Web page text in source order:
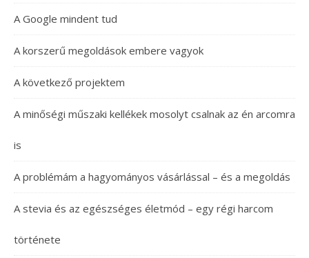
A Google mindent tud
A korszerű megoldások embere vagyok
A következő projektem
A minőségi műszaki kellékek mosolyt csalnak az én arcomra
is
A problémám a hagyományos vásárlással – és a megoldás
A stevia és az egészséges életmód – egy régi harcom
története